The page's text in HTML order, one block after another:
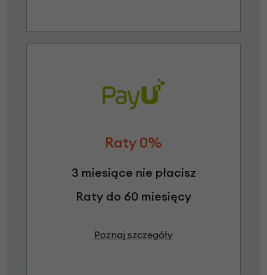
Raty 0%
3 miesiące nie płacisz
Raty do 60 miesięcy
Poznaj szczegóły